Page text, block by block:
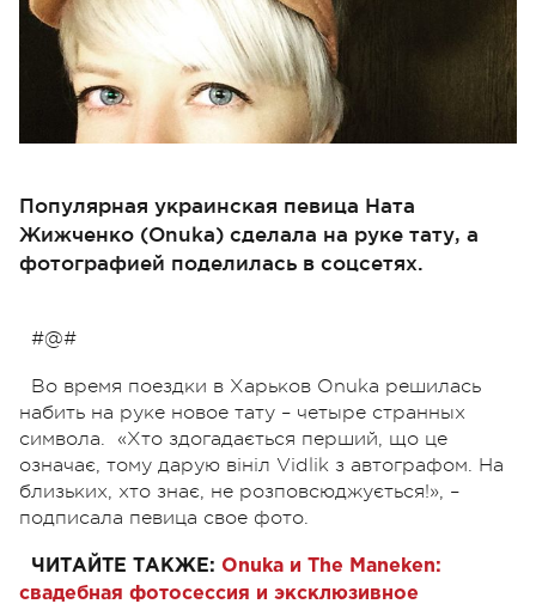
Популярная украинская певица Ната
Жижченко (Onuka) сделала на руке тату, а
фотографией поделилась в соцсетях.
#@#
Во время поездки в Харьков Onuka решилась
набить на руке новое тату – четыре странных
символа. «Хто здогадається перший, що це
означає, тому дарую вініл Vidlik з автографом. На
близьких, хто знає, не розповсюджується!», –
подписала певица свое фото.
ЧИТАЙТЕ ТАКЖЕ: Onuka и The Maneken:
свадебная фотосессия и эксклюзивное